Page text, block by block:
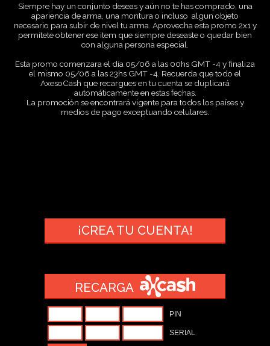
Siempre hay un conjunto deseas y aún no te has comprado, una
apariencia de arma, una montura o incluso algun objeto
necesario para subir de nivel tu arma. Aprovecha esta promo 2x1 y
permítete obtener ese item que siempre deseaste o quedar bien
con alguna persona especial.
Esta promo comenzara el día 05/06 a las 00hs GMT -4 y finaliza
el mismo 05/06 a las 23hs GMT -4. Recuerda que todo el
AxesoCash que recargues en tu cuenta se duplicará
automáticamente en estas fechas.
La promoción se encontrará vigente para todos los países y
medios de pago exceptuando celulares.
¡CREA TU CUENTA!
RECARGA